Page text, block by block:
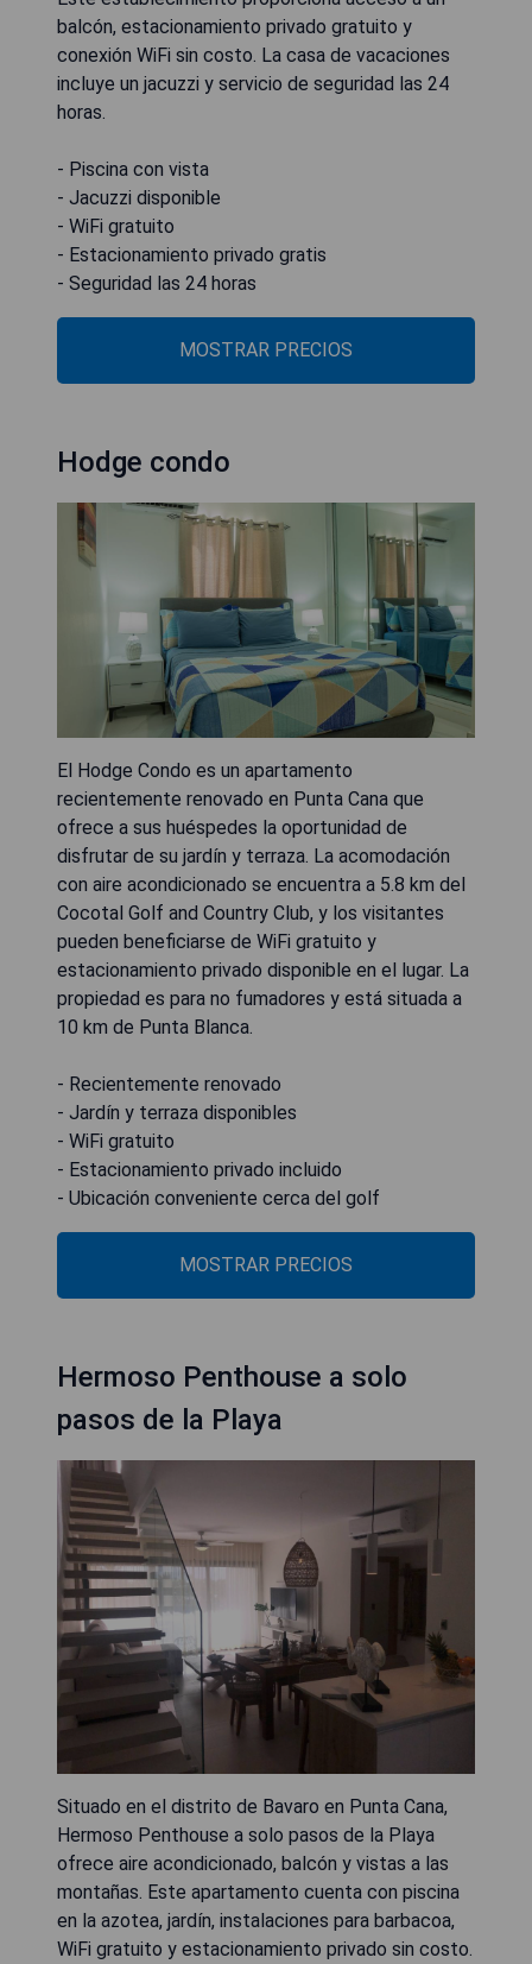
balcón, estacionamiento privado gratuito y
conexión WiFi sin costo. La casa de vacaciones
incluye un jacuzzi y servicio de seguridad las 24
horas.
- Piscina con vista
- Jacuzzi disponible
- WiFi gratuito
- Estacionamiento privado gratis
- Seguridad las 24 horas
MOSTRAR PRECIOS
Hodge condo
El Hodge Condo es un apartamento
recientemente renovado en Punta Cana que
ofrece a sus huéspedes la oportunidad de
disfrutar de su jardín y terraza. La acomodación
con aire acondicionado se encuentra a 5.8 km del
Cocotal Golf and Country Club, y los visitantes
pueden beneficiarse de WiFi gratuito y
estacionamiento privado disponible en el lugar. La
propiedad es para no fumadores y está situada a
10 km de Punta Blanca.
- Recientemente renovado
- Jardín y terraza disponibles
- WiFi gratuito
- Estacionamiento privado incluido
- Ubicación conveniente cerca del golf
MOSTRAR PRECIOS
Hermoso Penthouse a solo
pasos de la Playa
Situado en el distrito de Bavaro en Punta Cana,
Hermoso Penthouse a solo pasos de la Playa
ofrece aire acondicionado, balcón y vistas a las
montañas. Este apartamento cuenta con piscina
en la azotea, jardín, instalaciones para barbacoa,
WiFi gratuito y estacionamiento privado sin costo.